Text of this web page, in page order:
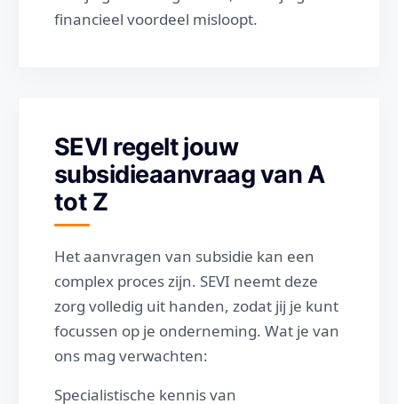
financieel voordeel misloopt.
SEVI regelt jouw
subsidieaanvraag van A
tot Z
Het aanvragen van subsidie kan een
complex proces zijn. SEVI neemt deze
zorg volledig uit handen, zodat jij je kunt
focussen op je onderneming. Wat je van
ons mag verwachten:
Specialistische kennis van